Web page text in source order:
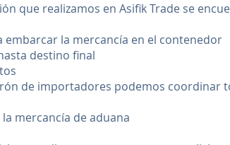
que realizamos en Asifik Trade se
la mercancía en el contenedor
destino final
de importadores podemos
mercancía de aduana